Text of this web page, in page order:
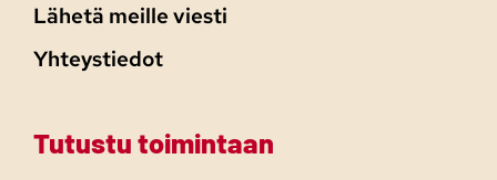
Lähetä meille viesti
Yhteystiedot
Tutustu toimintaan